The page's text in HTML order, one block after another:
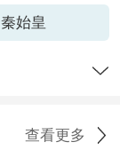
始皇
查看更多